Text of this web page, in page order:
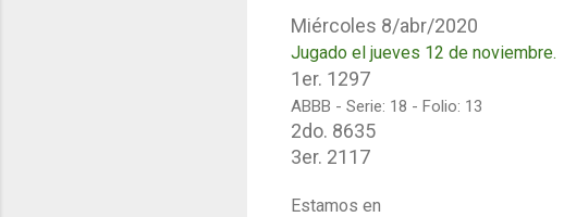
Miércoles 8/abr/2020
Jugado el jueves 12 de noviembre.
1er. 1297
ABBB - Serie: 18 - Folio: 13
2do. 8635
3er. 2117
Estamos en